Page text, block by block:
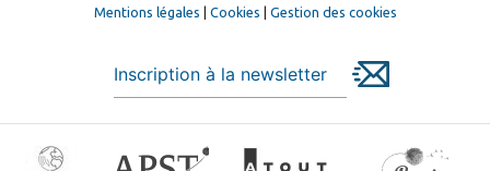
Mentions légales Cookies Gestion des cookies